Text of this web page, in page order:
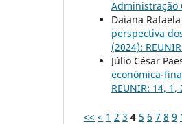
Administração
Daiana
perspectiva
(2024):
Júlio César
econômica-
REUNIR: 14, 1,
<< < 1 2 3 4 5 6 7 8 9